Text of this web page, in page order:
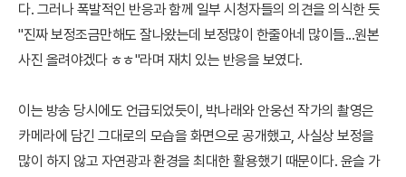
다. 그러나 폭발적인 반응과 함께 일부 시청자들의 의견을 의식한 듯
"진짜 보정조금만해도 잘나왔는데 보정많이 한줄아네 많이들...원본
사진 올려야겠다 ㅎㅎ"라며 재치 있는 반응을 보였다.
이는 방송 당시에도 언급되었듯이, 박나래와 안웅선 작가의 촬영은
카메라에 담긴 그대로의 모습을 화면으로 공개했고, 사실상 보정을
많이 하지 않고 자연광과 환경을 최대한 활용했기 때문이다. 윤슬 가